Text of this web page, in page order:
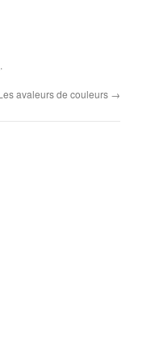
.
avaleurs de couleurs →